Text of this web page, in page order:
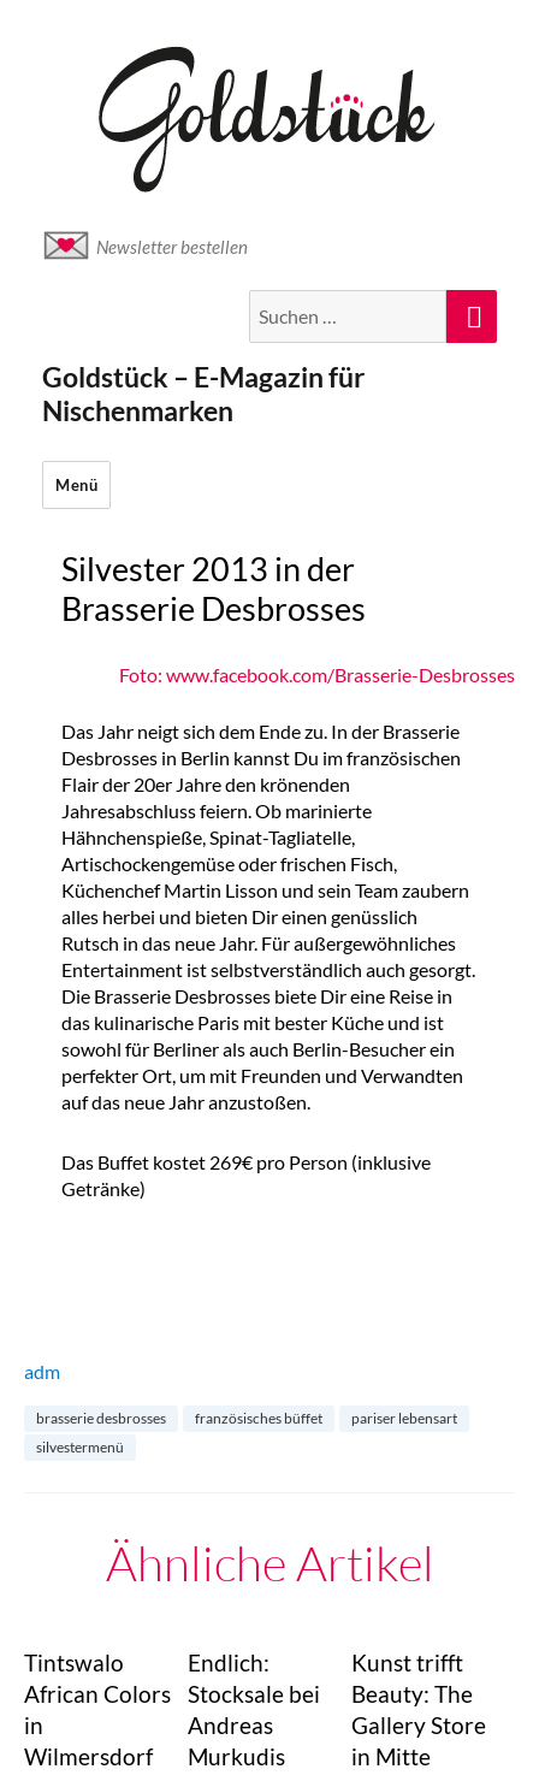
Newsletter bestellen
nach:
Goldstück – E-Magazin für
Nischenmarken
Menü
Silvester 2013 in der
Brasserie Desbrosses
Foto: www.facebook.com/Brasserie-Desbrosses
Das Jahr neigt sich dem Ende zu. In der Brasserie
Desbrosses in Berlin kannst Du im französischen
Flair der 20er Jahre den krönenden
Jahresabschluss feiern. Ob marinierte
Hähnchenspieße, Spinat-Tagliatelle,
Artischockengemüse oder frischen Fisch,
Küchenchef Martin Lisson und sein Team zaubern
alles herbei und bieten Dir einen genüsslich
Rutsch in das neue Jahr. Für außergewöhnliches
Entertainment ist selbstverständlich auch gesorgt.
Die Brasserie Desbrosses biete Dir eine Reise in
das kulinarische Paris mit bester Küche und ist
sowohl für Berliner als auch Berlin-Besucher ein
perfekter Ort, um mit Freunden und Verwandten
auf das neue Jahr anzustoßen.
Das Buffet kostet 269€ pro Person (inklusive
Getränke)
adm
brasserie desbrosses französisches büffet
pariser lebensart
silvestermenü
Ähnliche Artikel
Tintswalo
African Colors
in
Wilmersdorf
Endlich:
Stocksale bei
Andreas
Murkudis
Kunst trifft
Beauty: The
Gallery Store
in Mitte